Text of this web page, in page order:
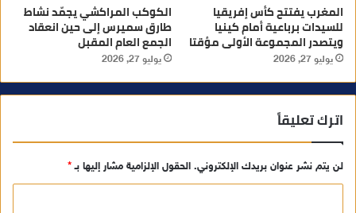
المغرب يفتتح كأس إفريقيا
للسيدات برباعية أمام كينيا
ويتصدر المجموعة الأولى مؤقتا
يوليو 27, 2026
الكوكب المراكشي يجمّد نشاط
طارق سميرس إلى حين انعقاد
الجمع العام المقبل
يوليو 27, 2026
اترك تعليقاً
لن يتم نشر عنوان بريدك الإلكتروني. الحقول الإلزامية مشار إليها بـ*